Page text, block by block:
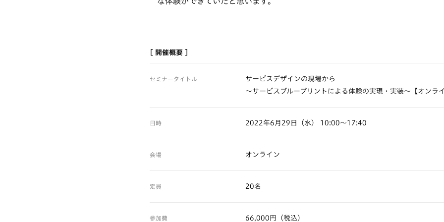
[ 開催概要 ]
セミナータイトル
サービスデザインの現場から
～サービスブループリントによる体験の実現・実装～【オンラ
日時 2022年6月29日（水） 10:00～17:40
会場 オンライン
定員 20名
参加費 66,000円（税込）